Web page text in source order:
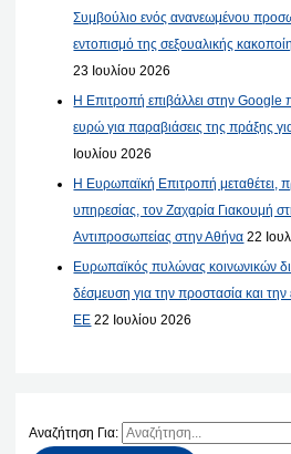
Συμβούλιο ενός ανανεωμένου
εντοπισμό της σεξουαλικής
23 Ιουλίου 2026
Η Επιτροπή επιβάλλει στην Google
ευρώ για παραβιάσεις της πράξης
Ιουλίου 2026
Η Ευρωπαϊκή Επιτροπή μεταθέτει,
υπηρεσίας, τον Ζαχαρία Γιακουμή
Αντιπροσωπείας στην Αθήνα 22
Ευρωπαϊκός πυλώνας κοινωνικών
δέσμευση για την προστασία και
ΕΕ 22 Ιουλίου 2026
Αναζήτηση Για: